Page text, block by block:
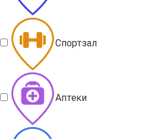
Спортзал
Аптеки